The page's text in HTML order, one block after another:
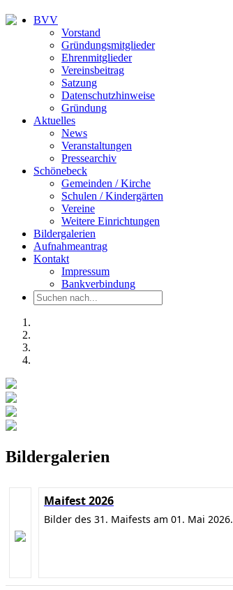
BVV
Vorstand
Gründungsmitglieder
Ehrenmitglieder
Vereinsbeitrag
Satzung
Datenschutzhinweise
Gründung
Aktuelles
News
Veranstaltungen
Pressearchiv
Schönebeck
Gemeinden / Kirche
Schulen / Kindergärten
Vereine
Weitere Einrichtungen
Bildergalerien
Aufnahmeantrag
Kontakt
Impressum
Bankverbindung
Bildergalerien
Maifest 2026
Bilder des 31. Maifests am 01. Mai 2026.